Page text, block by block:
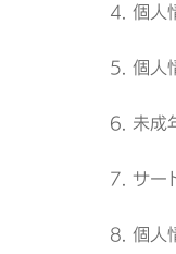
4. 個人
5. 個人
6. 未成
7. サー
8. 個人